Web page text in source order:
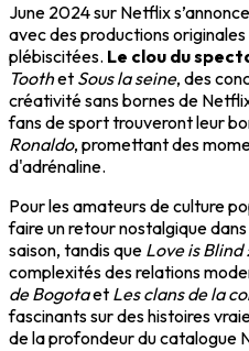
June 2024 sur Netflix
avec des productions
plébiscitées. Le clou du
Toothet Sous la seine, des
créativité sans bornes de
fans de sport trouveront leur
Ronaldo, promettant des
d'adrénaline.
Pour les amateurs de culture
faire un retour nostalgique
saison, tandis que Love is Blind
complexités des relations
de Bogotaet Les clans de la
fascinants sur des histoires
de la profondeur du catalogue